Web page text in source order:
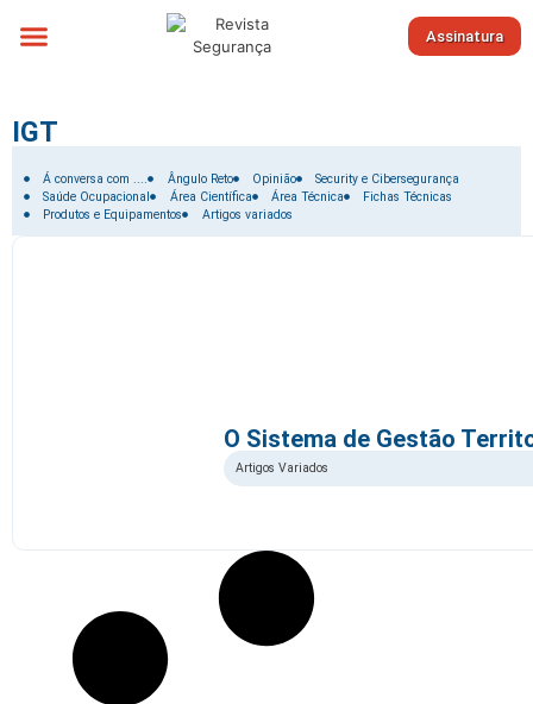
Assinatura
IGT
Filtrar por:
Á conversa com .... Ângulo Reto Opinião
Security e Cibersegurança
Saúde Ocupacional
Área Científica Área Técnica
Fichas Técnicas
Produtos e Equipamentos
Artigos variados
O Sistema de Gestão
Artigos Variados